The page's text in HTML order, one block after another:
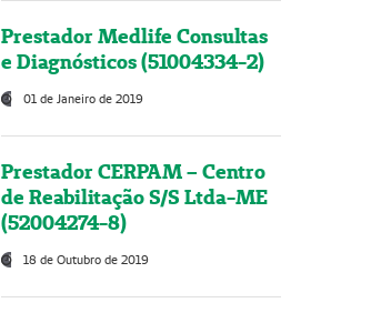
Prestador Medlife Consultas
e Diagnósticos (51004334-2)
01 de Janeiro de 2019
Prestador CERPAM – Centro
de Reabilitação S/S Ltda-ME
(52004274-8)
18 de Outubro de 2019